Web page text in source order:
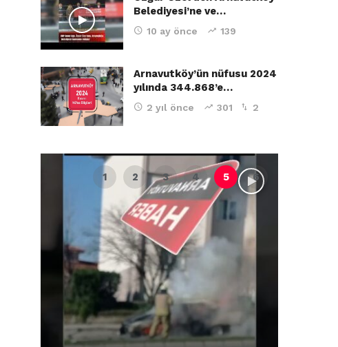
Belediyesi’ne ve…
10 ay önce 139
Arnavutköy’ün nüfusu 2024
yılında 344.868’e…
2 yıl önce 301 2